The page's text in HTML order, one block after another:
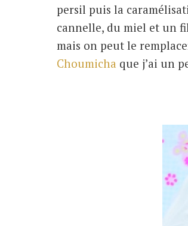
persil puis la
cannelle, du miel et un
mais on peut le
Choumichaque j’ai un